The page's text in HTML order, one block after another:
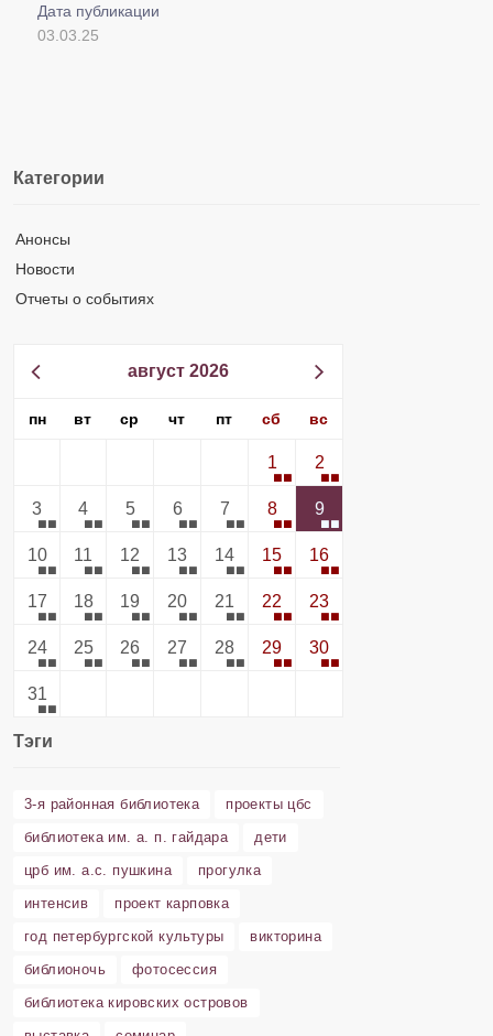
Дата публикации
03.03.25
Категории
Анонсы
Новости
Отчеты о событиях
август 2026
пн вт ср чт пт сб вс
1 2
3 4 5 6 7 8 9
10 11 12 13 14 15 16
17 18 19 20 21 22 23
24 25 26 27 28 29 30
31
Тэги
3-я районная библиотека
проекты цбс
библиотека им. а. п. гайдара
дети
црб им. а.с. пушкина
прогулка
интенсив
проект карповка
год петербургской культуры
викторина
библионочь
фотосессия
библиотека кировских островов